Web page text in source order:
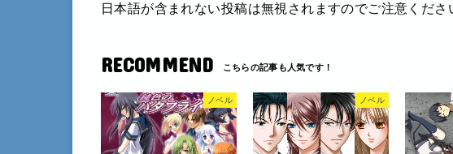
日本語が含まれない投稿は無視されますのでご注意くださ
RECOMMEND
ノベル ノベル